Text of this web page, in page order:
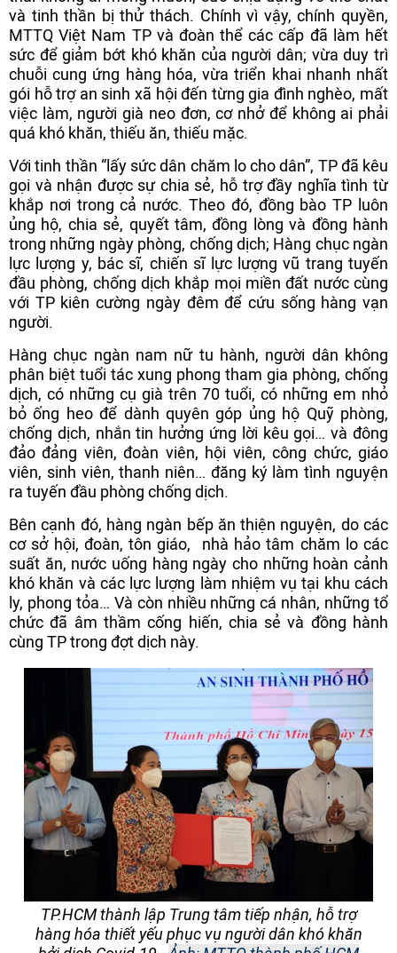
và tinh thần bị thử thách. Chính vì vậy, chính quyền,
MTTQ Việt Nam TP và đoàn thể các cấp đã làm hết
sức để giảm bớt khó khăn của người dân; vừa duy trì
chuỗi cung ứng hàng hóa, vừa triển khai nhanh nhất
gói hỗ trợ an sinh xã hội đến từng gia đình nghèo, mất
việc làm, người già neo đơn, cơ nhở để không ai phải
quá khó khăn, thiếu ăn, thiếu mặc.
Với tinh thần “lấy sức dân chăm lo cho dân”, TP đã kêu
gọi và nhận được sự chia sẻ, hỗ trợ đầy nghĩa tình từ
khắp nơi trong cả nước. Theo đó, đồng bào TP luôn
ủng hộ, chia sẻ, quyết tâm, đồng lòng và đồng hành
trong những ngày phòng, chống dịch; Hàng chục ngàn
lực lượng y, bác sĩ, chiến sĩ lực lượng vũ trang tuyến
đầu phòng, chống dịch khắp mọi miền đất nước cùng
với TP kiên cường ngày đêm để cứu sống hàng vạn
người.
Hàng chục ngàn nam nữ tu hành, người dân không
phân biệt tuổi tác xung phong tham gia phòng, chống
dịch, có những cụ già trên 70 tuổi, có những em nhỏ
bỏ ống heo để dành quyên góp ủng hộ Quỹ phòng,
chống dịch, nhắn tin hưởng ứng lời kêu gọi… và đông
đảo đảng viên, đoàn viên, hội viên, công chức, giáo
viên, sinh viên, thanh niên… đăng ký làm tình nguyện
ra tuyến đầu phòng chống dịch.
Bên cạnh đó, hàng ngàn bếp ăn thiện nguyện, do các
cơ sở hội, đoàn, tôn giáo, nhà hảo tâm chăm lo các
suất ăn, nước uống hàng ngày cho những hoàn cảnh
khó khăn và các lực lượng làm nhiệm vụ tại khu cách
ly, phong tỏa… Và còn nhiều những cá nhân, những tổ
chức đã âm thầm cống hiến, chia sẻ và đồng hành
cùng TP trong đợt dịch này.
TP.HCM thành lập Trung tâm tiếp nhận, hỗ trợ
hàng hóa thiết yếu phục vụ người dân khó khăn